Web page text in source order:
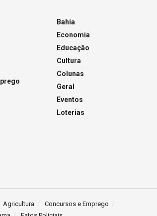
Bahia
Economia
Educação
Cultura
Colunas
Geral
Eventos
Loterias
Agricultura
Concursos e Emprego